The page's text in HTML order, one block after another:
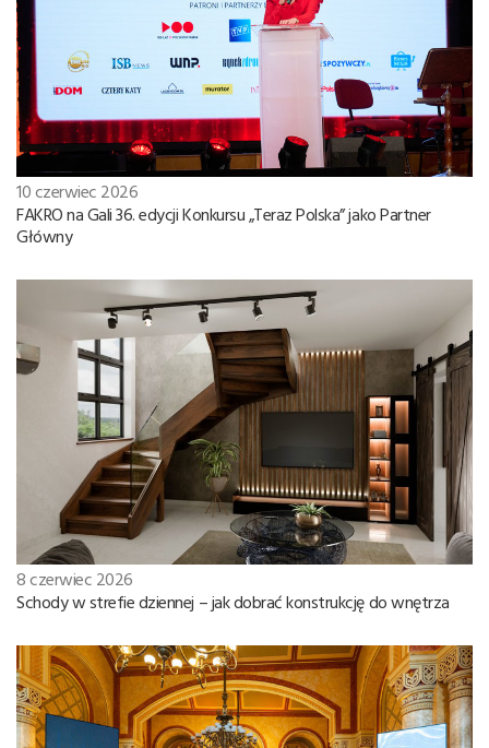
10 czerwiec 2026
FAKRO na Gali 36. edycji Konkursu „Teraz Polska” jako Partner
Główny
8 czerwiec 2026
Schody w strefie dziennej – jak dobrać konstrukcję do wnętrza